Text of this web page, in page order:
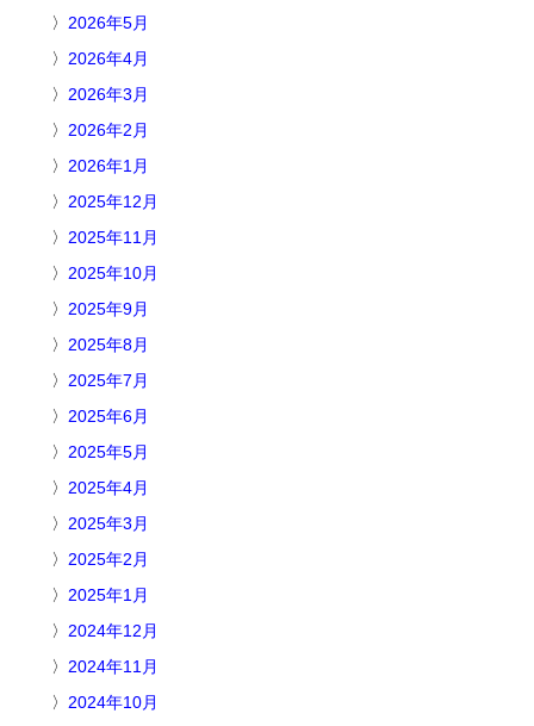
2026年5月
2026年4月
2026年3月
2026年2月
2026年1月
2025年12月
2025年11月
2025年10月
2025年9月
2025年8月
2025年7月
2025年6月
2025年5月
2025年4月
2025年3月
2025年2月
2025年1月
2024年12月
2024年11月
2024年10月